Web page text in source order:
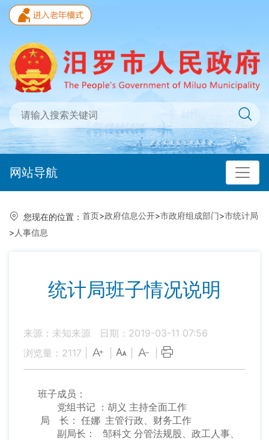
网站导航
您现在的位置： 首页>政府信息公开>市政府组成部门>市统计局
> 人事信息
统计局班子情况说明
来源：未知来源
日期：2019-03-11 07:56
浏览量： 2117
班子成员：
党组书记 ：胡义 主持全面工作
局 长： 任娜 主管行政
财务工作
副局长： 邹科文 分管法规股
政工人事